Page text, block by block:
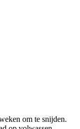
om te snijden.